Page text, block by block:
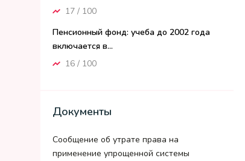
17 / 100
Пенсионный фонд: учеба до 2002 года
включается в...
16 / 100
Документы
Сообщение об утрате права на
применение упрощенной системы